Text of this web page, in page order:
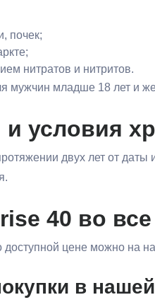
почек;
нитратов и нитритов.
мужчин младше 18 лет и
и условия
двух лет от даты
40 во
доступной цене можно на
в